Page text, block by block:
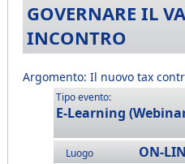
GOVERNARE IL
INCONTRO
Argomento: Il nuovo tax
Tipo evento:
E-Learning
Luogo ON-